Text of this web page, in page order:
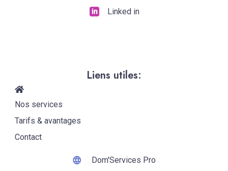
Linked in
Liens utiles:
Nos services
Tarifs & avantages
Contact
Dom'Services Pro